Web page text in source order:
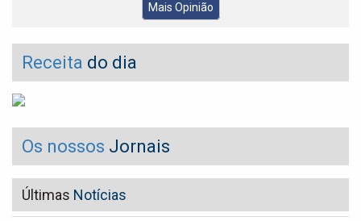
Mais Opinião
Receita do dia
Os nossos Jornais
Últimas Notícias